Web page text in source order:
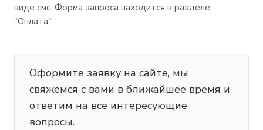
виде смс. Форма запроса находится в разделе
"Оплата".
Оформите заявку на сайте, мы
свяжемся с вами в ближайшее время и
ответим на все интересующие
вопросы.